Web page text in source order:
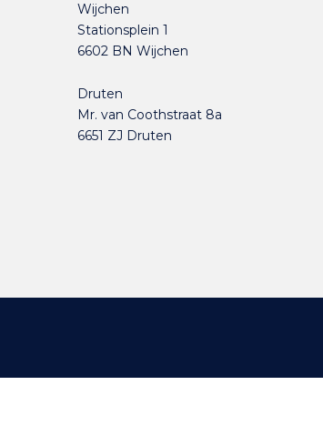
Wijchen
Stationsplein 1
6602 BN Wijchen
Druten
Mr. van Coothstraat 8a
6651 ZJ Druten